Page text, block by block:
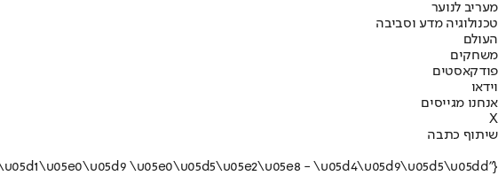
מעריב לנוער
טכנולוגיה מדע וסביבה
העולם
משחקים
פודקאסטים
וידאו
אנחנו מגייסים
X
שיתוף כתבה
{"name":"\u05d1\u05e0\u05d9 \u05e0\u05d5\u05e2\u05e8 - \u05d4\u05d9\u05d5\u05dd"}